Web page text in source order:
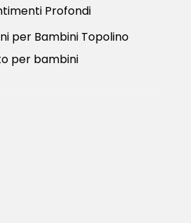
Profondi
per Bambini Topolino
per bambini